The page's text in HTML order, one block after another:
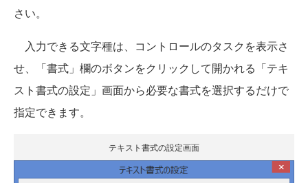
さい。
入力できる文字種は、コントロールのタスクを表示さ
せ、「書式」欄のボタンをクリックして開かれる「テキ
スト書式の設定」画面から必要な書式を選択するだけで
指定できます。
テキスト書式の設定画面